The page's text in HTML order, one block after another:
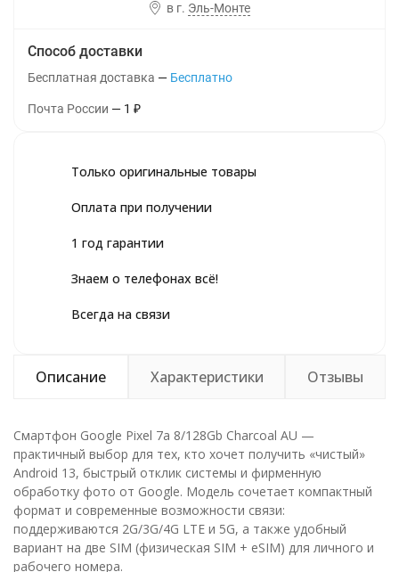
в г. Эль-Монте
Способ доставки
Бесплатная доставка Бесплатно
Почта России 1 ₽
Только оригинальные товары
Оплата при получении
1 год гарантии
Знаем о телефонах всё!
Всегда на связи
Описание Характеристики Отзывы
Смартфон Google Pixel 7a 8/128Gb Charcoal AU —
практичный выбор для тех, кто хочет получить «чистый»
Android 13, быстрый отклик системы и фирменную
обработку фото от Google. Модель сочетает компактный
формат и современные возможности связи:
поддерживаются 2G/3G/4G LTE и 5G, а также удобный
вариант на две SIM (физическая SIM + eSIM) для личного и
рабочего номера.